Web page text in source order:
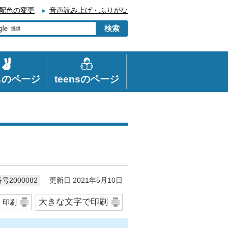
色の変更 音声読み上げ・ふりがな
ページ teensのページ
号2000082 更新日 2021年5月10日
印刷 大きな文字で印刷